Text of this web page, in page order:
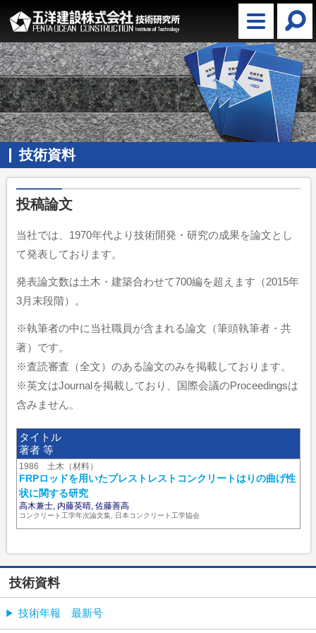
技術資料
投稿論文
当社では、1970年代より技術開発・研究の成果を論文とし
て発表しております。
発表論文数は土木・建築合わせて700編を超えます（2015年
3月末段階）。
※執筆者の中に当社職員が含まれる論文（筆頭執筆者・共
著）です。
※査読審査（全文）のある論文のみを掲載しております。
※英文はJournalを掲載しており、国際会議のProceedingsは
含みません。
タイトル
著者 等
1986 土木（材料）
FRPロッドを用いたプレストレストコンクリートはりの曲げ性
状に関する研究
高木兼士, 内藤英晴, 佐藤善高
コンクリート工学年次論文集, 日本コンクリート工学協会
技術資料
技術年報 最新号